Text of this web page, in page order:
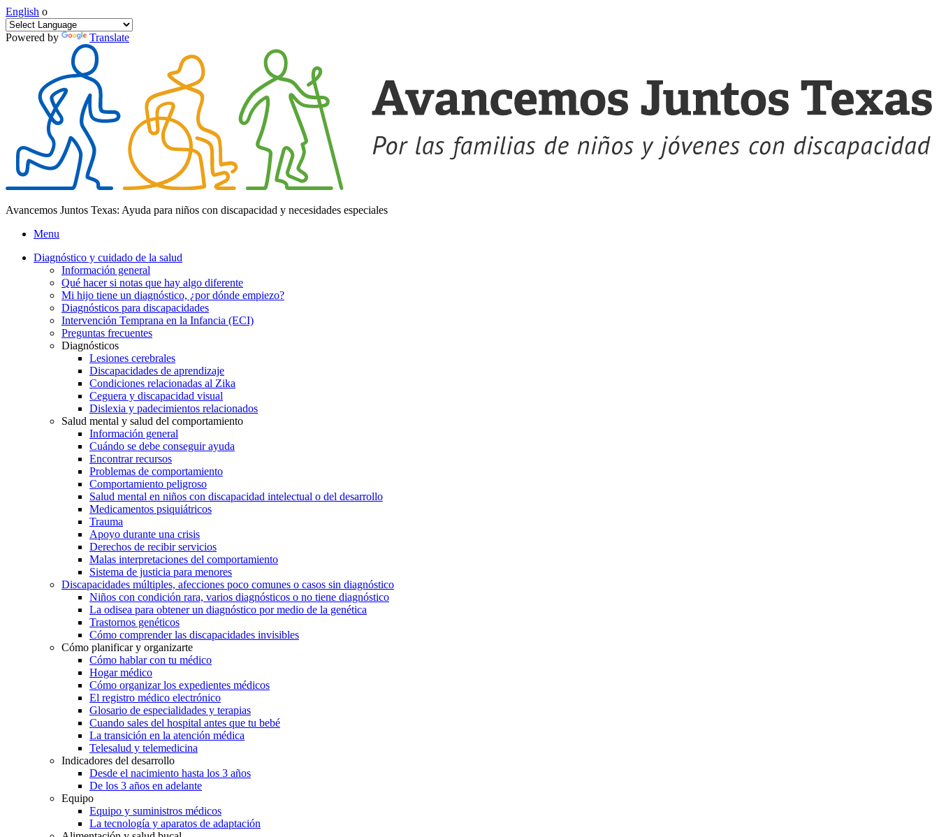
English o
Powered by Translate
Avancemos Juntos Texas: Ayuda para niños con discapacidad y necesidades especiales
Menu
Diagnóstico y cuidado de la salud
Información general
Qué hacer si notas que hay algo diferente
Mi hijo tiene un diagnóstico, ¿por dónde empiezo?
Diagnósticos para discapacidades
Intervención Temprana en la Infancia (ECI)
Preguntas frecuentes
Diagnósticos
Lesiones cerebrales
Discapacidades de aprendizaje
Condiciones relacionadas al Zika
Ceguera y discapacidad visual
Dislexia y padecimientos relacionados
Salud mental y salud del comportamiento
Información general
Cuándo se debe conseguir ayuda
Encontrar recursos
Problemas de comportamiento
Comportamiento peligroso
Salud mental en niños con discapacidad intelectual o del desarrollo
Medicamentos psiquiátricos
Trauma
Apoyo durante una crisis
Derechos de recibir servicios
Malas interpretaciones del comportamiento
Sistema de justicia para menores
Discapacidades múltiples, afecciones poco comunes o casos sin diagnóstico
Niños con condición rara, varios diagnósticos o no tiene diagnóstico
La odisea para obtener un diagnóstico por medio de la genética
Trastornos genéticos
Cómo comprender las discapacidades invisibles
Cómo planificar y organizarte
Cómo hablar con tu médico
Hogar médico
Cómo organizar los expedientes médicos
El registro médico electrónico
Glosario de especialidades y terapias
Cuando sales del hospital antes que tu bebé
La transición en la atención médica
Telesalud y telemedicina
Indicadores del desarrollo
Desde el nacimiento hasta los 3 años
De los 3 años en adelante
Equipo
Equipo y suministros médicos
La tecnología y aparatos de adaptación